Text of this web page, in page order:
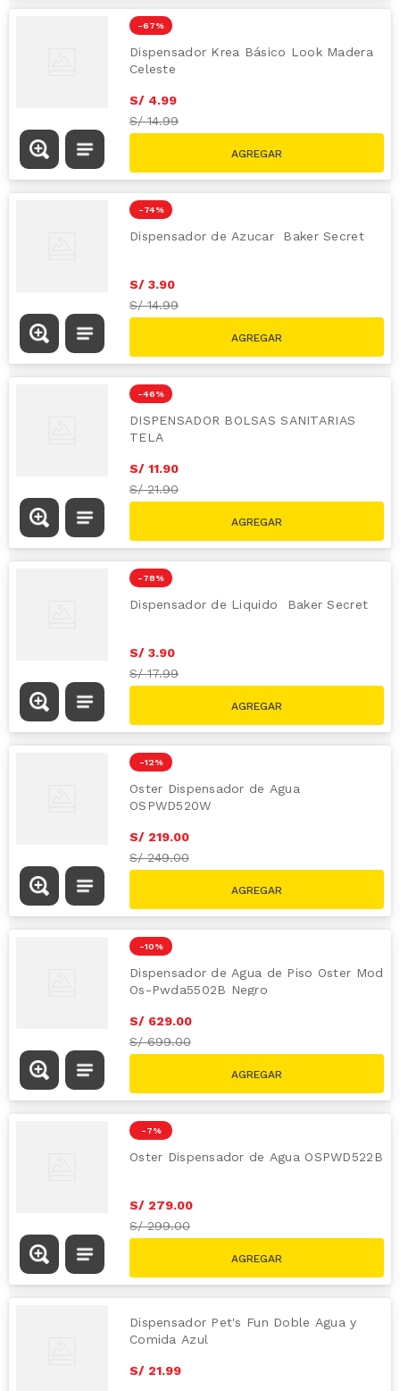
-67 %
Dispensador Krea Básico Look Madera
Celeste
S/ 4.99
S/14.99
-74 %
Dispensador de Azucar Baker Secret
S/ 3.90
S/14.99
-46 %
DISPENSADOR BOLSAS SANITARIAS
TELA
S/ 11.90
S/21.90
-78 %
Dispensador de Liquido Baker Secret
S/ 3.90
S/17.99
-12 %
Oster Dispensador de Agua
OSPWD520W
S/ 219.00
S/249.00
-10 %
Dispensador de Agua de Piso Oster Mod
Os-Pwda5502B Negro
S/ 629.00
S/699.00
-7 %
Oster Dispensador de Agua OSPWD522B
S/ 279.00
S/299.00
Dispensador Pet's Fun Doble Agua y
Comida Azul
S/ 21.99